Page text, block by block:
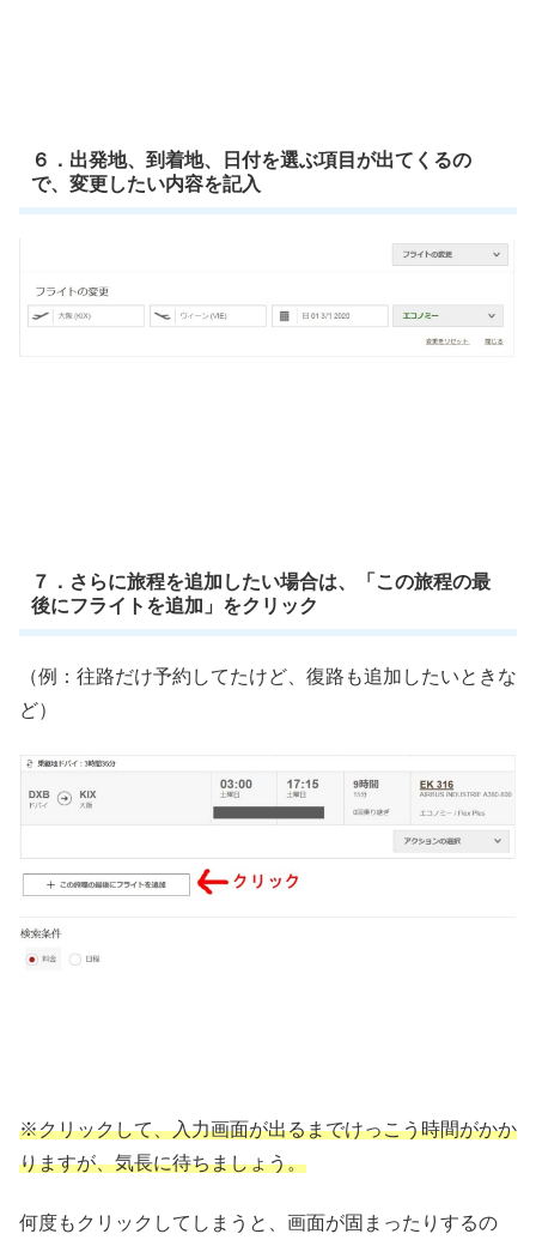
６．出発地、到着地、日付を選ぶ項目が出てくるの
で、変更したい内容を記入
７．さらに旅程を追加したい場合は、「この旅程の最
後にフライトを追加」をクリック
（例：往路だけ予約してたけど、復路も追加したいときな
ど）
※クリックして、入力画面が出るまでけっこう時間がかか
りますが、気長に待ちましょう。
何度もクリックしてしまうと、画面が固まったりするの